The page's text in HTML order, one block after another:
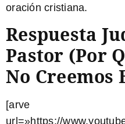
oración cristiana.
Respuesta
Pastor (por
No Creemos
[arve
url=»https://